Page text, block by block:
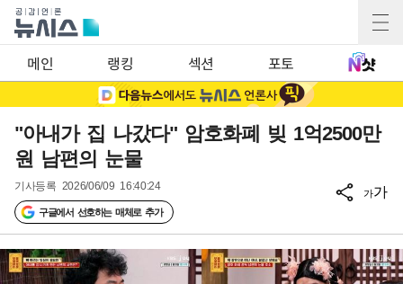
메인 랭킹 섹션 포토
"아내가 집 나갔다" 암호화폐 빚 1억2500만
원 남편의 눈물
기사등록 2026/06/09 16:40:24
구글에서 선호하는 매체로 추가
가가